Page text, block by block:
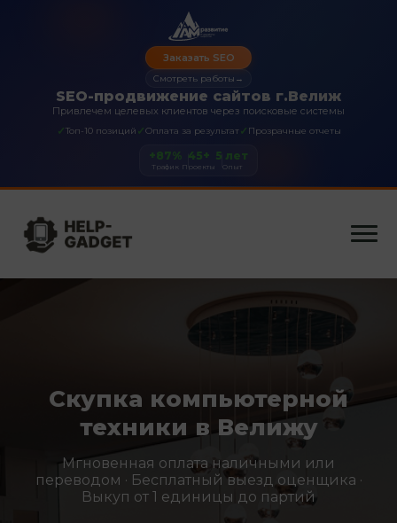
SEO-продвижение сайтов г.Велиж
Привлечем целевых клиентов через поисковые системы
✓Топ-10 позиций ✓Оплата за результат✓ Прозрачные отчеты
Заказать SEO
Смотреть работы →
+87%
Трафик
45+
Проекты
5 лет
Опыт
Скупка компьютерной
техники в Велижу
Мгновенная оплата наличными или
переводом · Бесплатный выезд оценщика ·
Выкуп от 1 единицы до партий